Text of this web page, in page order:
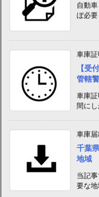
自動
ぼ必
車庫証
【受
管轄
車庫
間に
車庫届
千葉
地域
当記
要な